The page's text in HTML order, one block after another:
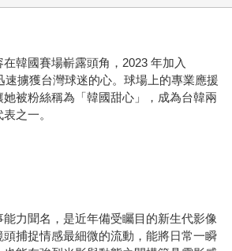
韓國賽場嶄露頭角，2023 年加入
速擄獲台灣球迷的心。球場上的專業應援
被粉絲稱為「韓國甜心」，成為台韓兩
之一。
力聞名，是近年備受矚目的新生代影像
捕捉情感最細微的流動，能將日常一瞬